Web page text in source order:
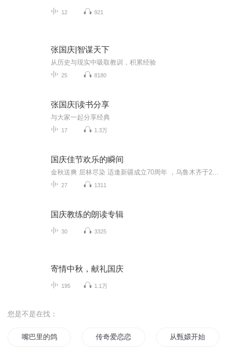
12 921
张国庆|智谋天下
从历史与现实中吸取教训，积累经验
25 8180
张国庆|读书分享
与大家一起分享经典
17 1.3万
国庆佳节欢乐的瞬间
27 1311
国庆教练的朗读专辑
30 3325
寄情中秋，献礼国庆
195 1.1万
您是不是在找：
嘴巴里的鸽子 传奇爱恋恋恋不舍 从甄嬛开始